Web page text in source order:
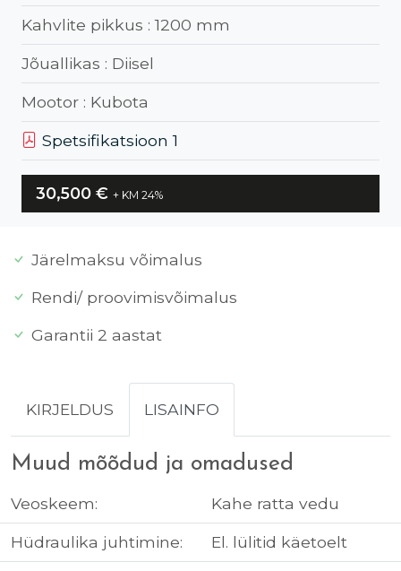
Kahvlite pikkus : 1200 mm
Jõuallikas : Diisel
Mootor : Kubota
Spetsifikatsioon 1
30,500 € + KM 24%
Järelmaksu võimalus
Rendi/ proovimisvõimalus
Garantii 2 aastat
KIRJELDUS LISAINFO
Muud mõõdud ja omadused
Veoskeem: Kahe ratta vedu
Hüdraulika juhtimine: El. lülitid käetoelt